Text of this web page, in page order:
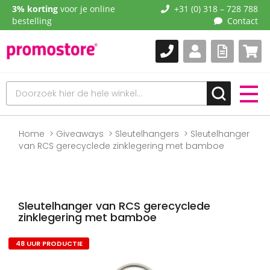
3% korting voor je online
bestelling
+31 (0) 318 – 728 788
Contact
Home Giveaways Sleutelhangers
Sleutelhanger
van RCS gerecyclede zinklegering met bamboe
Sleutelhanger van RCS gerecyclede
zinklegering met bamboe
Naar
48 UUR PRODUCTIE